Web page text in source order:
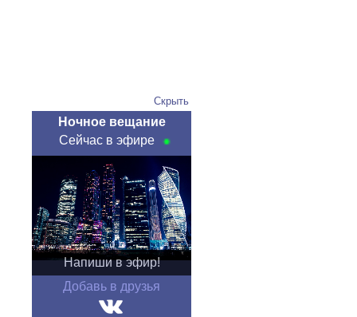
Скрыть
Ночное вещание
Сейчас в эфире
Напиши в эфир!
Добавь в друзья